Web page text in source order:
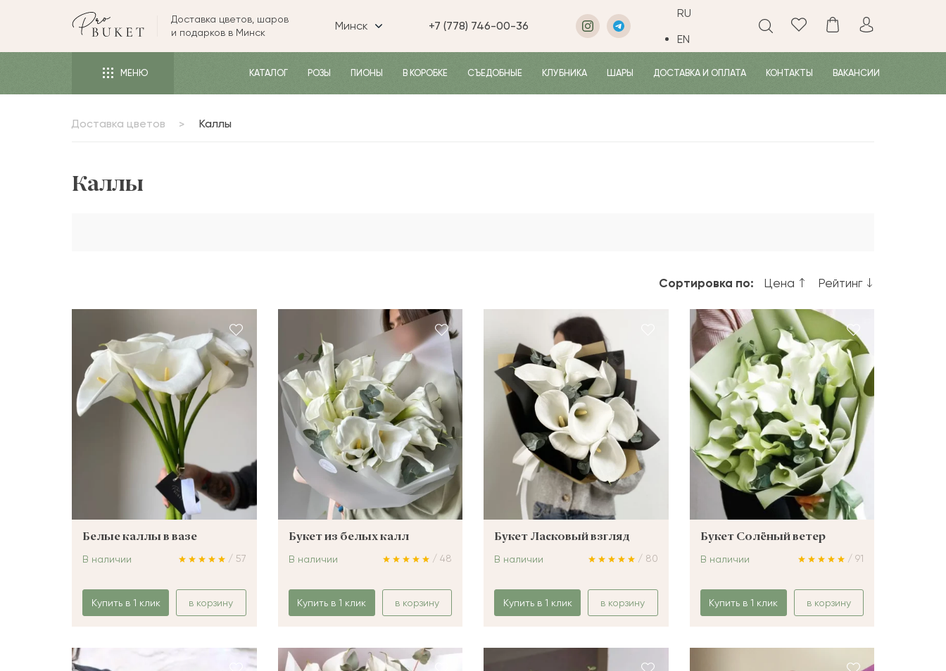
ЦВЕТЫ
РОЗЫ
ПИОНЫ
БУКЕТЫ
ПОВОД
Доставка цветов, шаров
и подарков в Минск
Минск +7 (778) 746-00-36
RU
EN
МЕНЮ КАТАЛОГ РОЗЫ ПИОНЫ В КОРОБКЕ СЪЕДОБНЫЕ КЛУБНИКА ШАРЫ ДОСТАВКА И ОПЛАТА КОНТАКТЫ ВАКАНСИИ
Доставка цветов Каллы
Каллы
Сортировка по: Цена Рейтинг
Белые каллы в вазе
/ 57
В наличии
Купить в 1 клик в корзину
Букет из белых калл
/ 48
В наличии
Купить в 1 клик в корзину
Букет Ласковый взгляд
/ 80
В наличии
Купить в 1 клик в корзину
Букет Солёный ветер
/ 91
В наличии
Купить в 1 клик в корзину